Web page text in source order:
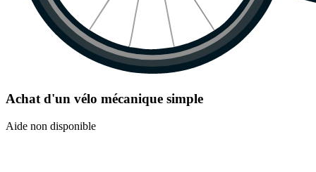
Achat d'un vélo mécanique simple
Aide non disponible